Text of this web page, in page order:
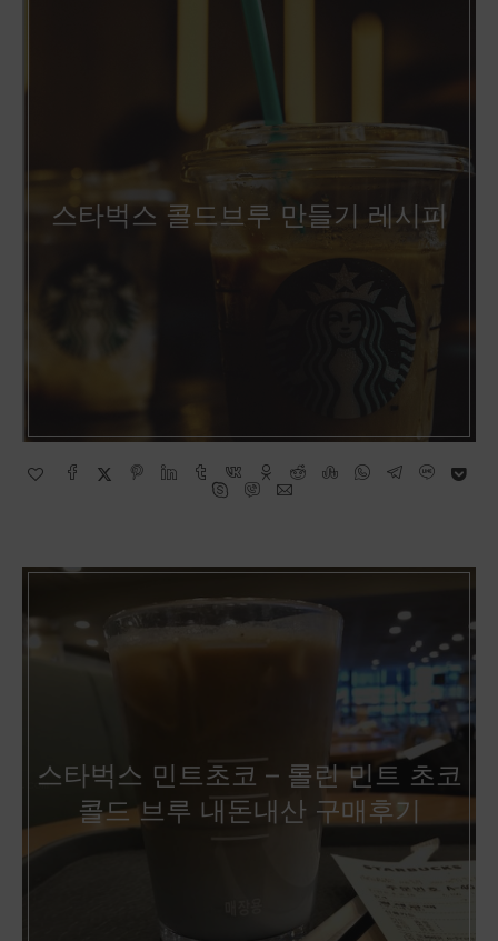
스타벅스 콜드브루 만들기 레시피
스타벅스 민트초코 – 롤린 민트 초코
콜드 브루 내돈내산 구매후기